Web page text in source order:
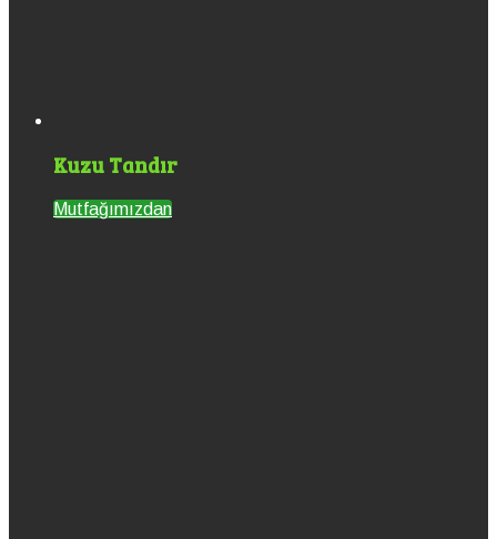
Kuzu Tandır
Mutfağımızdan